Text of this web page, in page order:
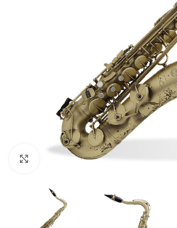
Click to enlarge